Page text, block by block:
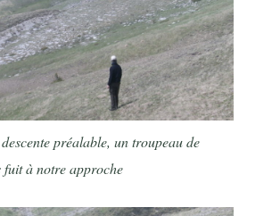
préalable, un troupeau de
fuit à notre approche